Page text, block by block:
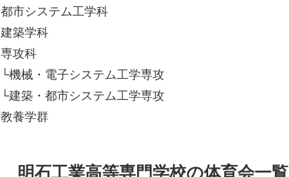
都市システム工学科
建築学科
専攻科
└機械・電子システム工学専攻
└建築・都市システム工学専攻
教養学群
明石工業高等専門学校の体育会一覧